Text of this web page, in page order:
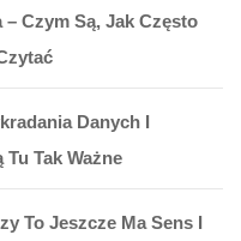
Czym Są, Jak Często
Danych I
Tak Ważne
To Jeszcze Ma Sens I